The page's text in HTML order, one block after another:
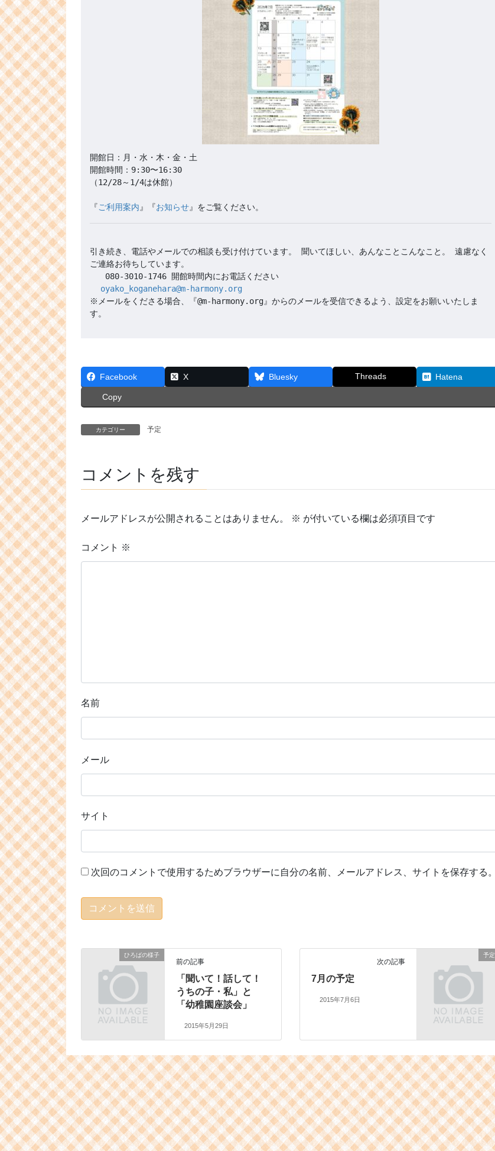
開館日：月・水・木・金・土
開館時間：9:30〜16:30
（12/28～1/4は休館）
『ご利用案内』『お知らせ
引き続き、電話やメールでの相談も受け付けています。 聞いてほしい、あんなことこんなこと。 遠慮なく
080-3010-1746 開館時間内にお電話ください
oyako_koganehara@m-harmony.org
※メールをくださる場合、『@m-harmony.org』からのメールを受信できるよう、設定をお願いいたしま
Facebook X Bluesky Threads Hatena
Copy
カテゴリー 予定
コメントを残す
メールアドレスが公開されることはありません。 ※ が付いている欄は必須項目です
コメント ※
名前
メール
サイト
次回のコメントで使用するためブラウザーに自分の名前、メールアドレス、サイトを保存する。
ひろばの様子
前の記事
「聞いて！話して！
うちの子・私」と
「幼稚園座談会」
2015年5月29日
予定
次の記事
7月の予定
2015年7月6日